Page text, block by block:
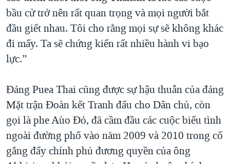
bầu cử trở nên rất quan trọng và mọi người bắt
đầu giết nhau. Tôi cho rằng mọi sự sẽ không khác
đi mấy. Ta sẽ chứng kiến rất nhiều hành vi bạo
lực.”
Đảng Puea Thai cũng được sự hậu thuẫn của đảng
Mặt trận Đoàn kết Tranh đấu cho Dân chủ, còn
gọi là phe Aùo Đỏ, đã cầm đầu các cuộc biểu tình
ngoài đường phố vào năm 2009 và 2010 trong cố
gắng đẩy chính phủ đương quyền của ông